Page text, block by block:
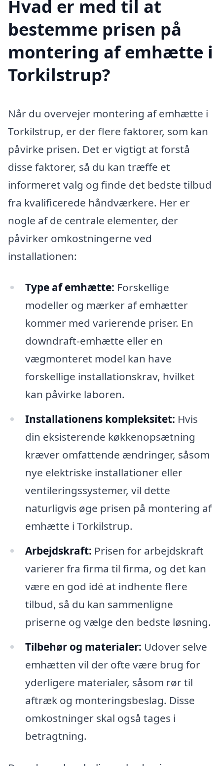
Hvad er med til at
bestemme prisen på
montering af emhætte i
Torkilstrup?
Når du overvejer montering af emhætte i
Torkilstrup, er der flere faktorer, som kan
påvirke prisen. Det er vigtigt at forstå
disse faktorer, så du kan træffe et
informeret valg og finde det bedste tilbud
fra kvalificerede håndværkere. Her er
nogle af de centrale elementer, der
påvirker omkostningerne ved
installationen:
Type af emhætte: Forskellige
modeller og mærker af emhætter
kommer med varierende priser. En
downdraft-emhætte eller en
vægmonteret model kan have
forskellige installationskrav, hvilket
kan påvirke laboren.
Installationens kompleksitet: Hvis
din eksisterende køkkenopsætning
kræver omfattende ændringer, såsom
nye elektriske installationer eller
ventileringssystemer, vil dette
naturligvis øge prisen på montering af
emhætte i Torkilstrup.
Arbejdskraft: Prisen for arbejdskraft
varierer fra firma til firma, og det kan
være en god idé at indhente flere
tilbud, så du kan sammenligne
priserne og vælge den bedste løsning.
Tilbehør og materialer: Udover selve
emhætten vil der ofte være brug for
yderligere materialer, såsom rør til
aftræk og monteringsbeslag. Disse
omkostninger skal også tages i
betragtning.